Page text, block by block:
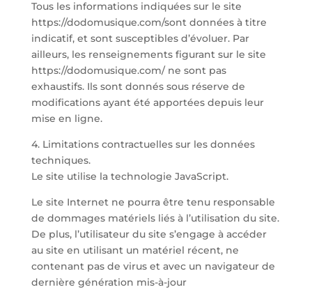
Tous les informations indiquées sur le site
https://dodomusique.com/sont données à titre
indicatif, et sont susceptibles d’évoluer. Par
ailleurs, les renseignements figurant sur le site
https://dodomusique.com/ ne sont pas
exhaustifs. Ils sont donnés sous réserve de
modifications ayant été apportées depuis leur
mise en ligne.
4. Limitations contractuelles sur les données
techniques.
Le site utilise la technologie JavaScript.
Le site Internet ne pourra être tenu responsable
de dommages matériels liés à l’utilisation du site.
De plus, l’utilisateur du site s’engage à accéder
au site en utilisant un matériel récent, ne
contenant pas de virus et avec un navigateur de
dernière génération mis-à-jour